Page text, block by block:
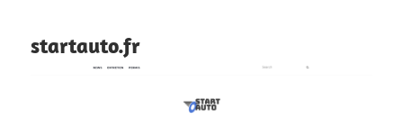
startauto.fr